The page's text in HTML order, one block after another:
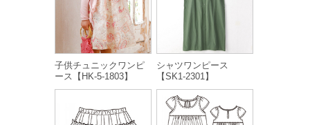
子供チュニックワンピ
ース【HK-5-1803】
シャツワンピース
【SK1-2301】